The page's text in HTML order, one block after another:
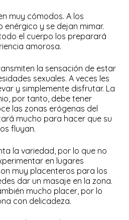
muy cómodos. A los
enérgico y se dejan mimar.
el cuerpo los preparará
amorosa.
la sensación de estar
sexuales. A veces les
y simplemente disfrutar. La
por tanto, debe tener
las zonas erógenas del
mucho para hacer que su
fluyan.
la variedad, por lo que no
en lugares
muy placenteros para los
dar un masaje en la zona.
mucho placer, por lo
con delicadeza.